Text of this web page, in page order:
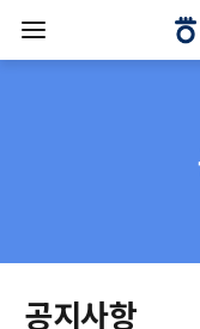
공지사항